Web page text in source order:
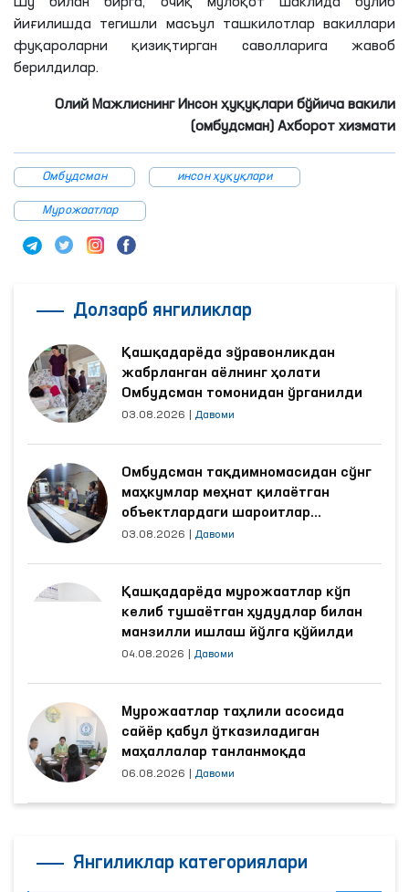
йиғилишда тегишли масъул ташкилотлар вакиллари
фуқароларни қизиқтирган саволларига жавоб
берилдилар.
Олий Мажлиснинг Инсон ҳуқуқлари бўйича вакили
(омбудсман) Ахборот хизмати
Омбудсман инсон ҳуқуқлари
Мурожаатлар
Долзарб янгиликлар
Қашқадарёда зўравонликдан
жабрланган аёлнинг ҳолати
Омбудсман томонидан ўрганилди
Омбудсман тақдимномасидан сўнг
маҳкумлар меҳнат қилаётган
объектлардаги шароитлар
яхшиланди
Қашқадарёда мурожаатлар кўп
келиб тушаётган ҳудудлар билан
манзилли ишлаш йўлга қўйилди
Мурожаатлар таҳлили асосида
сайёр қабул ўтказиладиган
маҳаллалар танланмоқда
Янгиликлар категориялари